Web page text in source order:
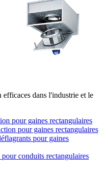
dans l'industrie et le
pour gaines rectangulaires
pour gaines rectangulaires
pour gaines
conduits rectangulaires